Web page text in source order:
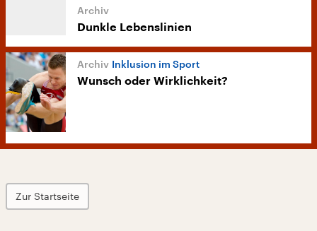
Dunkle Lebenslinien
Inklusion im Sport
Wunsch oder Wirklichkeit?
Zur Startseite